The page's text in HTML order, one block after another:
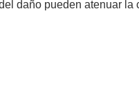
daño pueden atenuar la